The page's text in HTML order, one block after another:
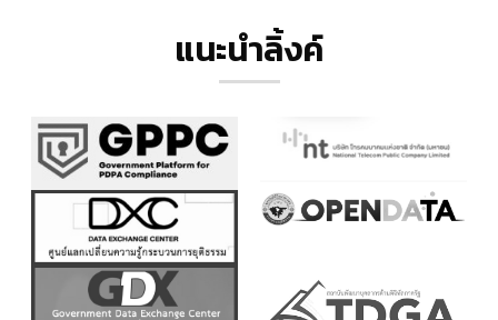
แนะนำลิ้งค์